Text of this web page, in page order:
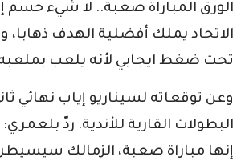
الورق المباراة صعبة.. لا شيء حسم
الاتحاد يملك أفضلية الهدف ذهابا،
تحت ضغط ايجابي لأنه يلعب
وعن توقعاته لسيناريو إياب نهائي
البطولات القارية للأندية. ردّ
إنها مباراة صعبة، الزمالك